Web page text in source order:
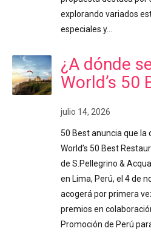
explorando variados
especiales y…
¿A dónde
World’s 50
julio 14, 2026
50 Best anuncia que la
World’s 50 Best
de S.Pellegrino &
en Lima, Perú, el 4 de
acogerá por primera
premios en
Promoción de Perú